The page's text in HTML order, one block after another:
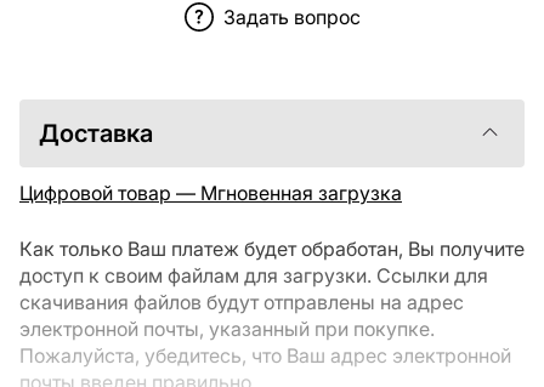
Задать вопрос
Доставка
Цифровой товар — Мгновенная загрузка
Как только Ваш платеж будет обработан, Вы получите
доступ к своим файлам для загрузки. Ссылки для
скачивания файлов будут отправлены на адрес
электронной почты, указанный при покупке.
Пожалуйста, убедитесь, что Ваш адрес электронной
почты введен правильно.